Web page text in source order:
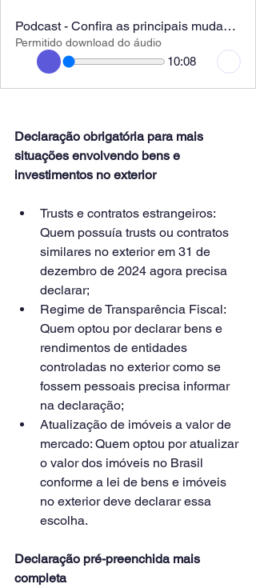
Podcast - Confira as principais mudanças no IR 2025.
Permitido download do áudio
10:08
Declaração obrigatória para mais
situações envolvendo bens e
investimentos no exterior
Trusts e contratos estrangeiros:
Quem possuía trusts ou contratos
similares no exterior em 31 de
dezembro de 2024 agora precisa
declarar;
Regime de Transparência Fiscal:
Quem optou por declarar bens e
rendimentos de entidades
controladas no exterior como se
fossem pessoais precisa informar
na declaração;
Atualização de imóveis a valor de
mercado: Quem optou por atualizar
o valor dos imóveis no Brasil
conforme a lei de bens e imóveis
no exterior deve declarar essa
escolha.
Declaração pré-preenchida mais
completa